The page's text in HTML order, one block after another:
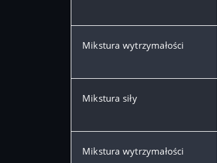
Mikstura wytrzymałości
Mikstura siły
Mikstura wytrzymałości